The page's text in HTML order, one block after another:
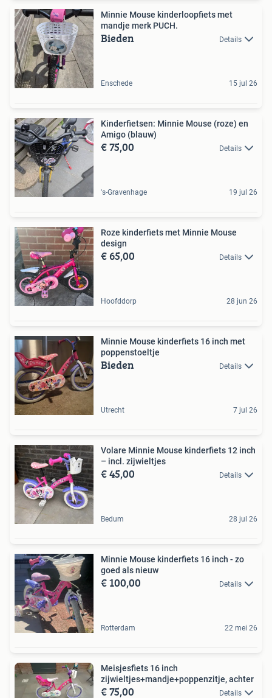
Minnie Mouse kinderloopfiets met
mandje merk PUCH.
Bieden Details
Enschede 15 jul 26
Kinderfietsen: Minnie Mouse (roze) en
Amigo (blauw)
€ 75,00 Details
's-Gravenhage 19 jul 26
Roze kinderfiets met Minnie Mouse
design
€ 65,00 Details
Hoofddorp 28 jun 26
Minnie Mouse kinderfiets 16 inch met
poppenstoeltje
Bieden Details
Utrecht 7 jul 26
Volare Minnie Mouse kinderfiets 12 inch
– incl. zijwieltjes
€ 45,00 Details
Bedum 28 jul 26
Minnie Mouse kinderfiets 16 inch - zo
goed als nieuw
€ 100,00 Details
Rotterdam 22 mei 26
Meisjesfiets 16 inch
zijwieltjes+mandje+poppenzitje, achter
€ 75,00 Details